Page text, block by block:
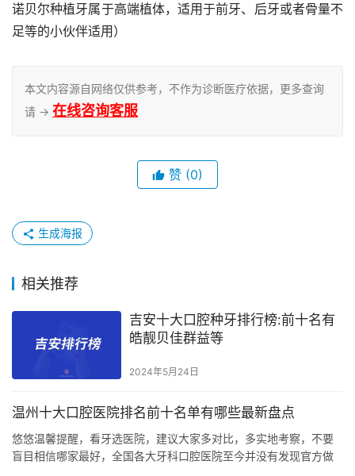
诺贝尔种植牙属于高端植体，适用于前牙、后牙或者骨量不
足等的小伙伴适用）
本文内容源自网络仅供参考，不作为诊断医疗依据，更多查询
请 → 在线咨询客服
赞 (0)
生成海报
相关推荐
吉安十大口腔种牙排行榜:前十名有
皓靓贝佳群益等
2024年5月24日
温州十大口腔医院排名前十名单有哪些最新盘点
悠悠温馨提醒，看牙选医院，建议大家多对比，多实地考察，不要
盲目相信哪家最好，全国各大牙科口腔医院至今并没有发现官方做